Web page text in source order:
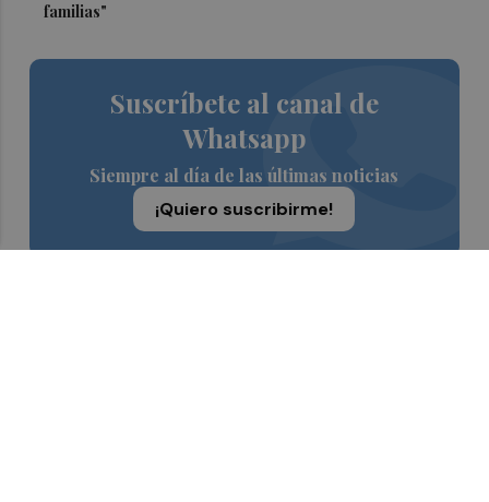
familias"
Suscríbete al canal de
Whatsapp
Siempre al día de las últimas noticias
¡Quiero suscribirme!